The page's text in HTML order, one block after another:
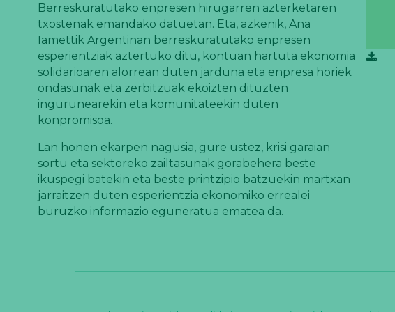
Berreskuratutako enpresen hirugarren azterketaren
txostenak emandako datuetan. Eta, azkenik, Ana
Iamettik Argentinan berreskuratutako enpresen
esperientziak aztertuko ditu, kontuan hartuta ekonomia
solidarioaren alorrean duten jarduna eta enpresa horiek
ondasunak eta zerbitzuak ekoizten dituzten
ingurunearekin eta komunitateekin duten
konpromisoa.
Lan honen ekarpen nagusia, gure ustez, krisi garaian
sortu eta sektoreko zailtasunak gorabehera beste
ikuspegi batekin eta beste printzipio batzuekin martxan
jarraitzen duten esperientzia ekonomiko errealei
buruzko informazio eguneratua ematea da.